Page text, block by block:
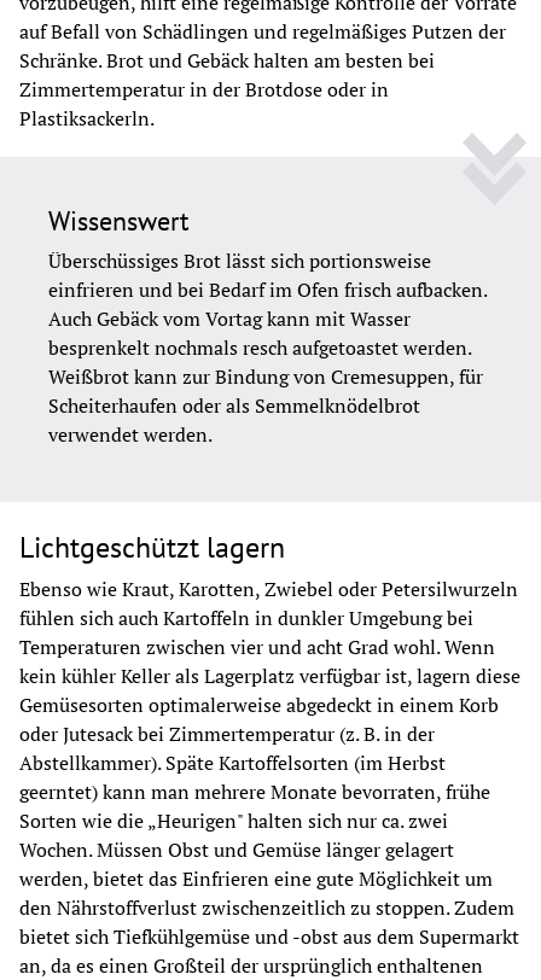
auf Befall von Schädlingen und regelmäßiges Putzen der
Schränke. Brot und Gebäck halten am besten bei
Zimmertemperatur in der Brotdose oder in
Plastiksackerln.
Wissenswert
Überschüssiges Brot lässt sich portionsweise
einfrieren und bei Bedarf im Ofen frisch aufbacken.
Auch Gebäck vom Vortag kann mit Wasser
besprenkelt nochmals resch aufgetoastet werden.
Weißbrot kann zur Bindung von Cremesuppen, für
Scheiterhaufen oder als Semmelknödelbrot
verwendet werden.
Lichtgeschützt lagern
Ebenso wie Kraut, Karotten, Zwiebel oder Petersilwurzeln
fühlen sich auch Kartoffeln in dunkler Umgebung bei
Temperaturen zwischen vier und acht Grad wohl. Wenn
kein kühler Keller als Lagerplatz verfügbar ist, lagern diese
Gemüsesorten optimalerweise abgedeckt in einem Korb
oder Jutesack bei Zimmertemperatur (z. B. in der
Abstellkammer). Späte Kartoffelsorten (im Herbst
geerntet) kann man mehrere Monate bevorraten, frühe
Sorten wie die „Heurigen" halten sich nur ca. zwei
Wochen. Müssen Obst und Gemüse länger gelagert
werden, bietet das Einfrieren eine gute Möglichkeit um
den Nährstoffverlust zwischenzeitlich zu stoppen. Zudem
bietet sich Tiefkühlgemüse und -obst aus dem Supermarkt
an, da es einen Großteil der ursprünglich enthaltenen